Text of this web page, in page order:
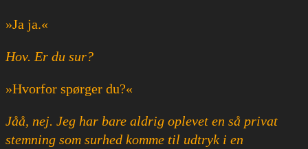
»Ja ja.«
Hov. Er du sur?
»Hvorfor spørger du?«
Jåå, nej. Jeg har bare aldrig oplevet en så privat
stemning som surhed komme til udtryk i en